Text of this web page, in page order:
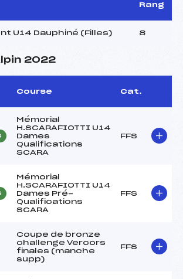
Rang
U14 Dauphiné (Filles) 8
2022
Course Cat.
Mémorial
H.SCARAFIOTTI U14
Dames
Qualifications
SCARA
FFS
Mémorial
H.SCARAFIOTTI U14
Dames Pré-
Qualifications
SCARA
FFS
Coupe de bronze
challenge Vercors
finales (manche
supp)
FFS